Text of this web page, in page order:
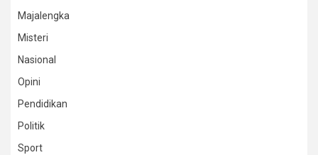
Majalengka
Misteri
Nasional
Opini
Pendidikan
Politik
Sport